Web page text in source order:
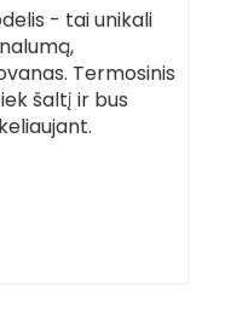
- tai unikali
Termosinis
šaltį ir bus